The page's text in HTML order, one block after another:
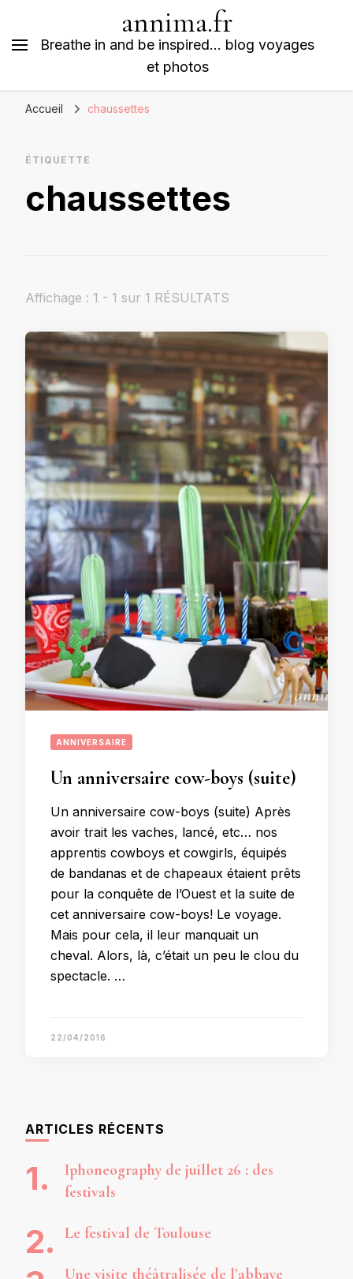
annima.fr
Breathe in and be inspired… blog voyages
et photos
Accueil chaussettes
ÉTIQUETTE
chaussettes
Affichage : 1 - 1 sur 1 RÉSULTATS
ANNIVERSAIRE
Un anniversaire cow-boys (suite)
Un anniversaire cow-boys (suite) Après
avoir trait les vaches, lancé, etc… nos
apprentis cowboys et cowgirls, équipés
de bandanas et de chapeaux étaient prêts
pour la conquête de l’Ouest et la suite de
cet anniversaire cow-boys! Le voyage.
Mais pour cela, il leur manquait un
cheval. Alors, là, c’était un peu le clou du
spectacle. …
22/04/2016
ARTICLES RÉCENTS
Iphoneography de juillet 26 : des
festivals
Le festival de Toulouse
Une visite théâtralisée de l’abbaye